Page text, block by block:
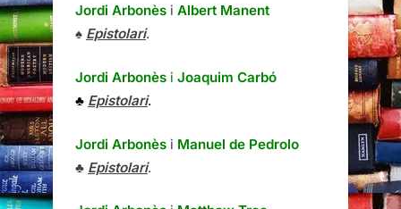
Jordi Arbonès i Albert Manent
♠ Epistolari.
Jordi Arbonès i Joaquim Carbó
♣ Epistolari.
Jordi Arbonès i Manuel de Pedrolo
♣ Epistolari.